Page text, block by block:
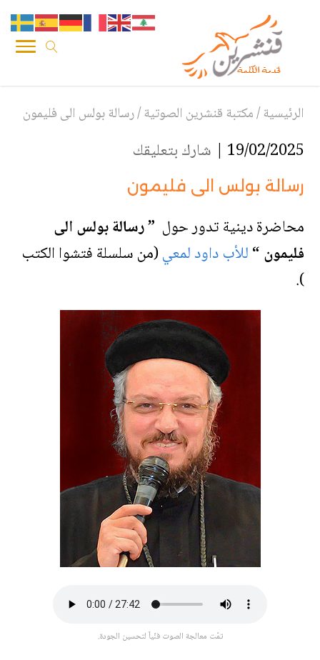
الرئيسية/مكتبة قنشرين الصوتية/رسالة بولس الى فليمون
19/02/2025 | شارك بتعليقك
رسالة بولس الى فليمون
محاضرة دينية تدور حول ” رسالة بولس الى
فليمون “للأب داود لمعي(من سلسلة فتشوا الكتب
).
تمّت معالجة الصوت فنّياً لتحسين الجودة.